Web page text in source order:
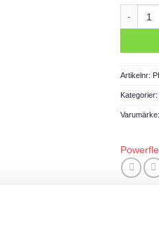
Artikelnr:
Kategorier:
Varumärke: